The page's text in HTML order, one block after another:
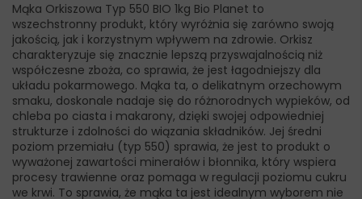
Mąka Orkiszowa Typ 550 BIO 1kg Bio Planet to
wszechstronny produkt, który wyróżnia się zarówno swoją
jakością, jak i korzystnym wpływem na zdrowie. Orkisz
charakteryzuje się znacznie lepszą przyswajalnością niż
współczesne zboża, co sprawia, że jest łagodniejszy dla
układu pokarmowego. Mąka ta, o delikatnym orzechowym
smaku, doskonale nadaje się do różnorodnych wypieków, od
chleba po ciasta i makarony, dzięki swojej odpowiedniej
strukturze i zdolności do wiązania składników. Jej średni
poziom przemiału (typ 550) sprawia, że jest to produkt o
wyważonej zawartości minerałów i błonnika, który wspiera
procesy trawienne oraz pomaga w regulacji poziomu cukru
we krwi. To sprawia, że mąka ta jest idealnym wyborem nie